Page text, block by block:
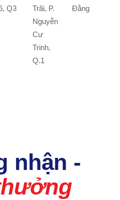
Q3
Trãi, P.
Nguyễn
Cư
Trinh,
Q.1
Đằng
nhận -